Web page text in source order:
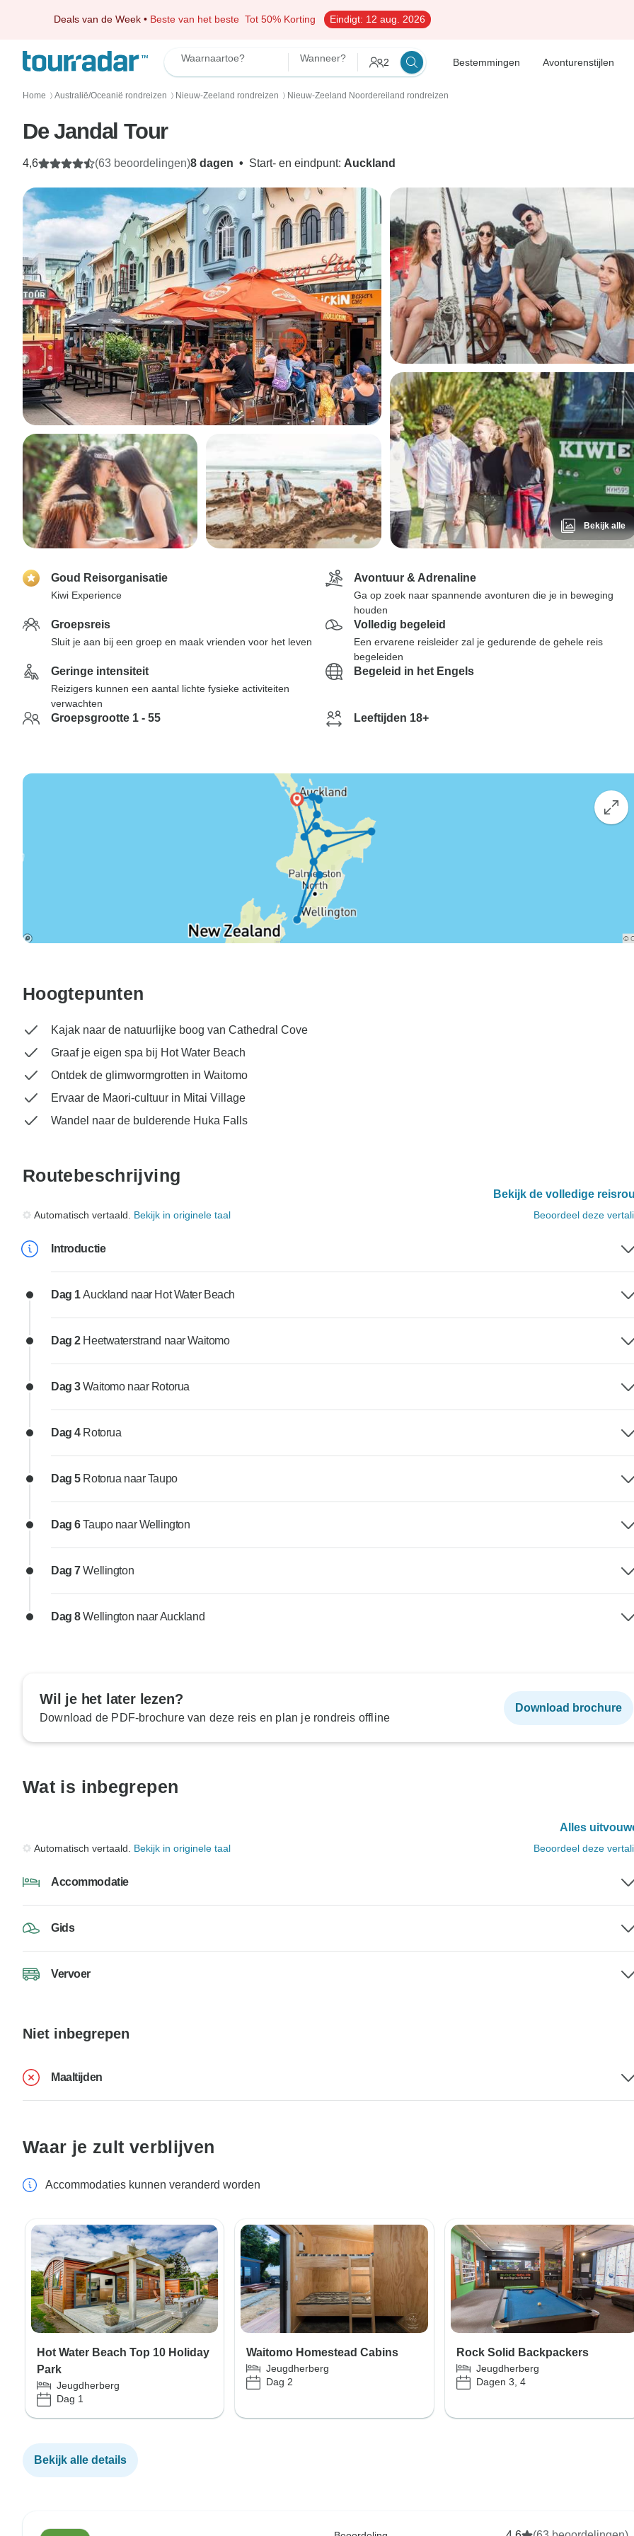
Deals van de Week • Beste van het beste Tot 50% Korting Eindigt: 12 aug. 2026
Waarnaartoe? Wanneer? 2 Bestemmingen Avonturenstijlen
Home 〉 Australië/Oceanië rondreizen 〉 Nieuw-Zeeland rondreizen 〉 Nieuw-Zeeland Noordereiland rondreizen
De Jandal Tour
8 dagen • Start- en eindpunt: Auckland
4,6 (63 beoordelingen)
Bekijk alle
Goud Reisorganisatie
Kiwi Experience
Avontuur & Adrenaline
Ga op zoek naar spannende avonturen die je in beweging
houden
Groepsreis
Sluit je aan bij een groep en maak vrienden voor het leven
Volledig begeleid
Een ervarene reisleider zal je gedurende de gehele reis
begeleiden
Geringe intensiteit
Reizigers kunnen een aantal lichte fysieke activiteiten
verwachten
Begeleid in het Engels
Groepsgrootte 1 - 55 Leeftijden 18+
Hoogtepunten
Kajak naar de natuurlijke boog van Cathedral Cove
Graaf je eigen spa bij Hot Water Beach
Ontdek de glimwormgrotten in Waitomo
Ervaar de Maori-cultuur in Mitai Village
Wandel naar de bulderende Huka Falls
Routebeschrijving
Bekijk de volledige
Automatisch vertaald. Bekijk in originele taal Beoordeel deze
Introductie
Dag 1Auckland naar Hot Water Beach
Dag 2 Heetwaterstrand naar Waitomo
Dag 3Waitomo naar Rotorua
Dag 4 Rotorua
Dag 5 Rotorua naar Taupo
Dag 6Taupo naar Wellington
Dag 7Wellington
Dag 8Wellington naar Auckland
Wil je het later lezen?
Download de PDF-brochure van deze reis en plan je rondreis offline
Download brochure
Wat is inbegrepen
Alles
Automatisch vertaald. Bekijk in originele taal Beoordeel deze
Accommodatie
Gids
Vervoer
Niet inbegrepen
Maaltijden
Waar je zult verblijven
Accommodaties kunnen veranderd worden
Hot Water Beach Top 10 Holiday
Park
Jeugdherberg
Dag 1
Waitomo Homestead Cabins
Jeugdherberg
Dag 2
Rock Solid Backpackers
Jeugdherberg
Dagen 3, 4
Bekijk alle details